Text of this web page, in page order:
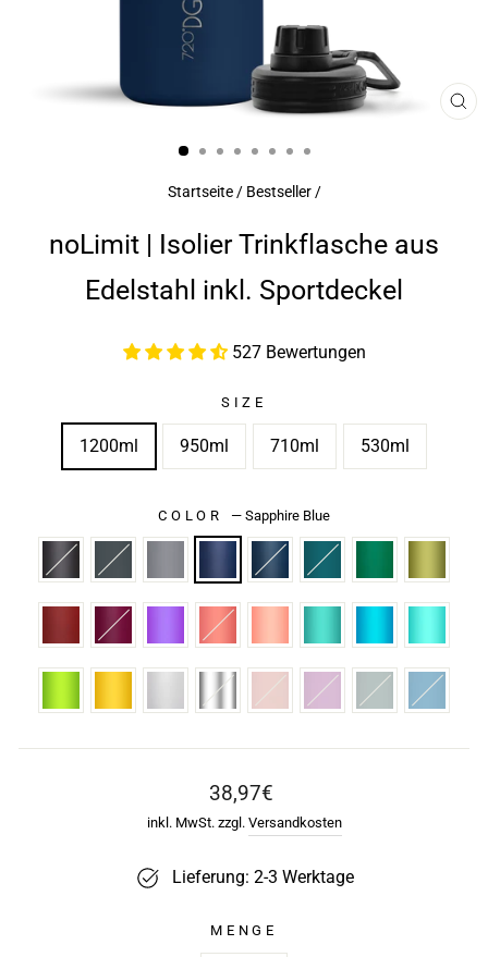
Startseite / Bestseller /
noLimit | Isolier Trinkflasche aus
Edelstahl inkl. Sportdeckel
527 Bewertungen
SIZE
1200ml 950ml 710ml 530ml
COLOR — Sapphire Blue
Normaler
Preis
38,97€
inkl. MwSt. zzgl. Versandkosten
Lieferung: 2-3 Werktage
MENGE